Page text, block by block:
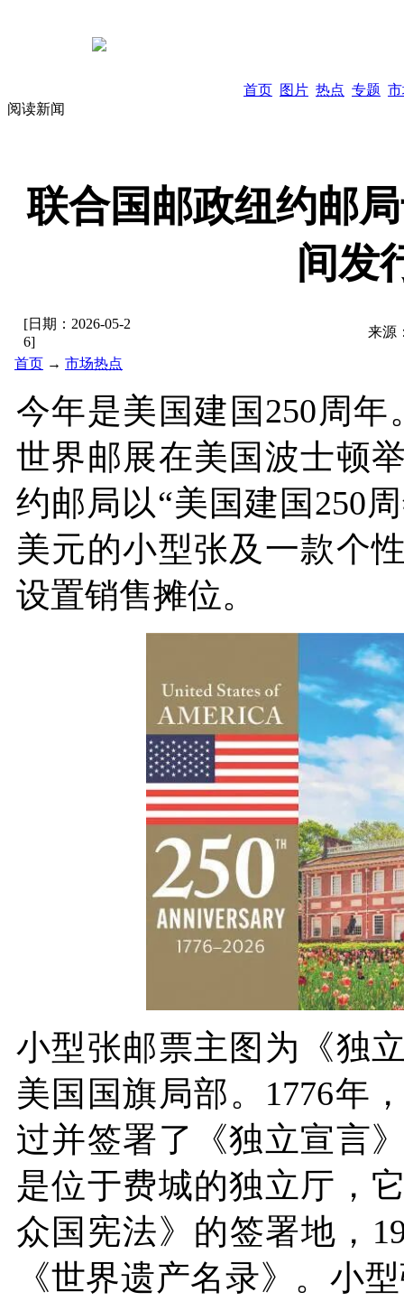
首页 图片 热点 专题
阅读新闻
联合国邮政纽约邮
间发
[日期： 2026-05-2
6]
来源
首页 → 市场热点
今年是美国建国250周年
世界邮展在美国波士顿
约邮局以“美国建国250
美元的小型张及一款个
设置销售摊位。
小型张邮票主图为《独
美国国旗局部。1776年
过并签署了《独立宣言
是位于费城的独立厅，
众国宪法》 的签署地，
《世界遗产名录》。小